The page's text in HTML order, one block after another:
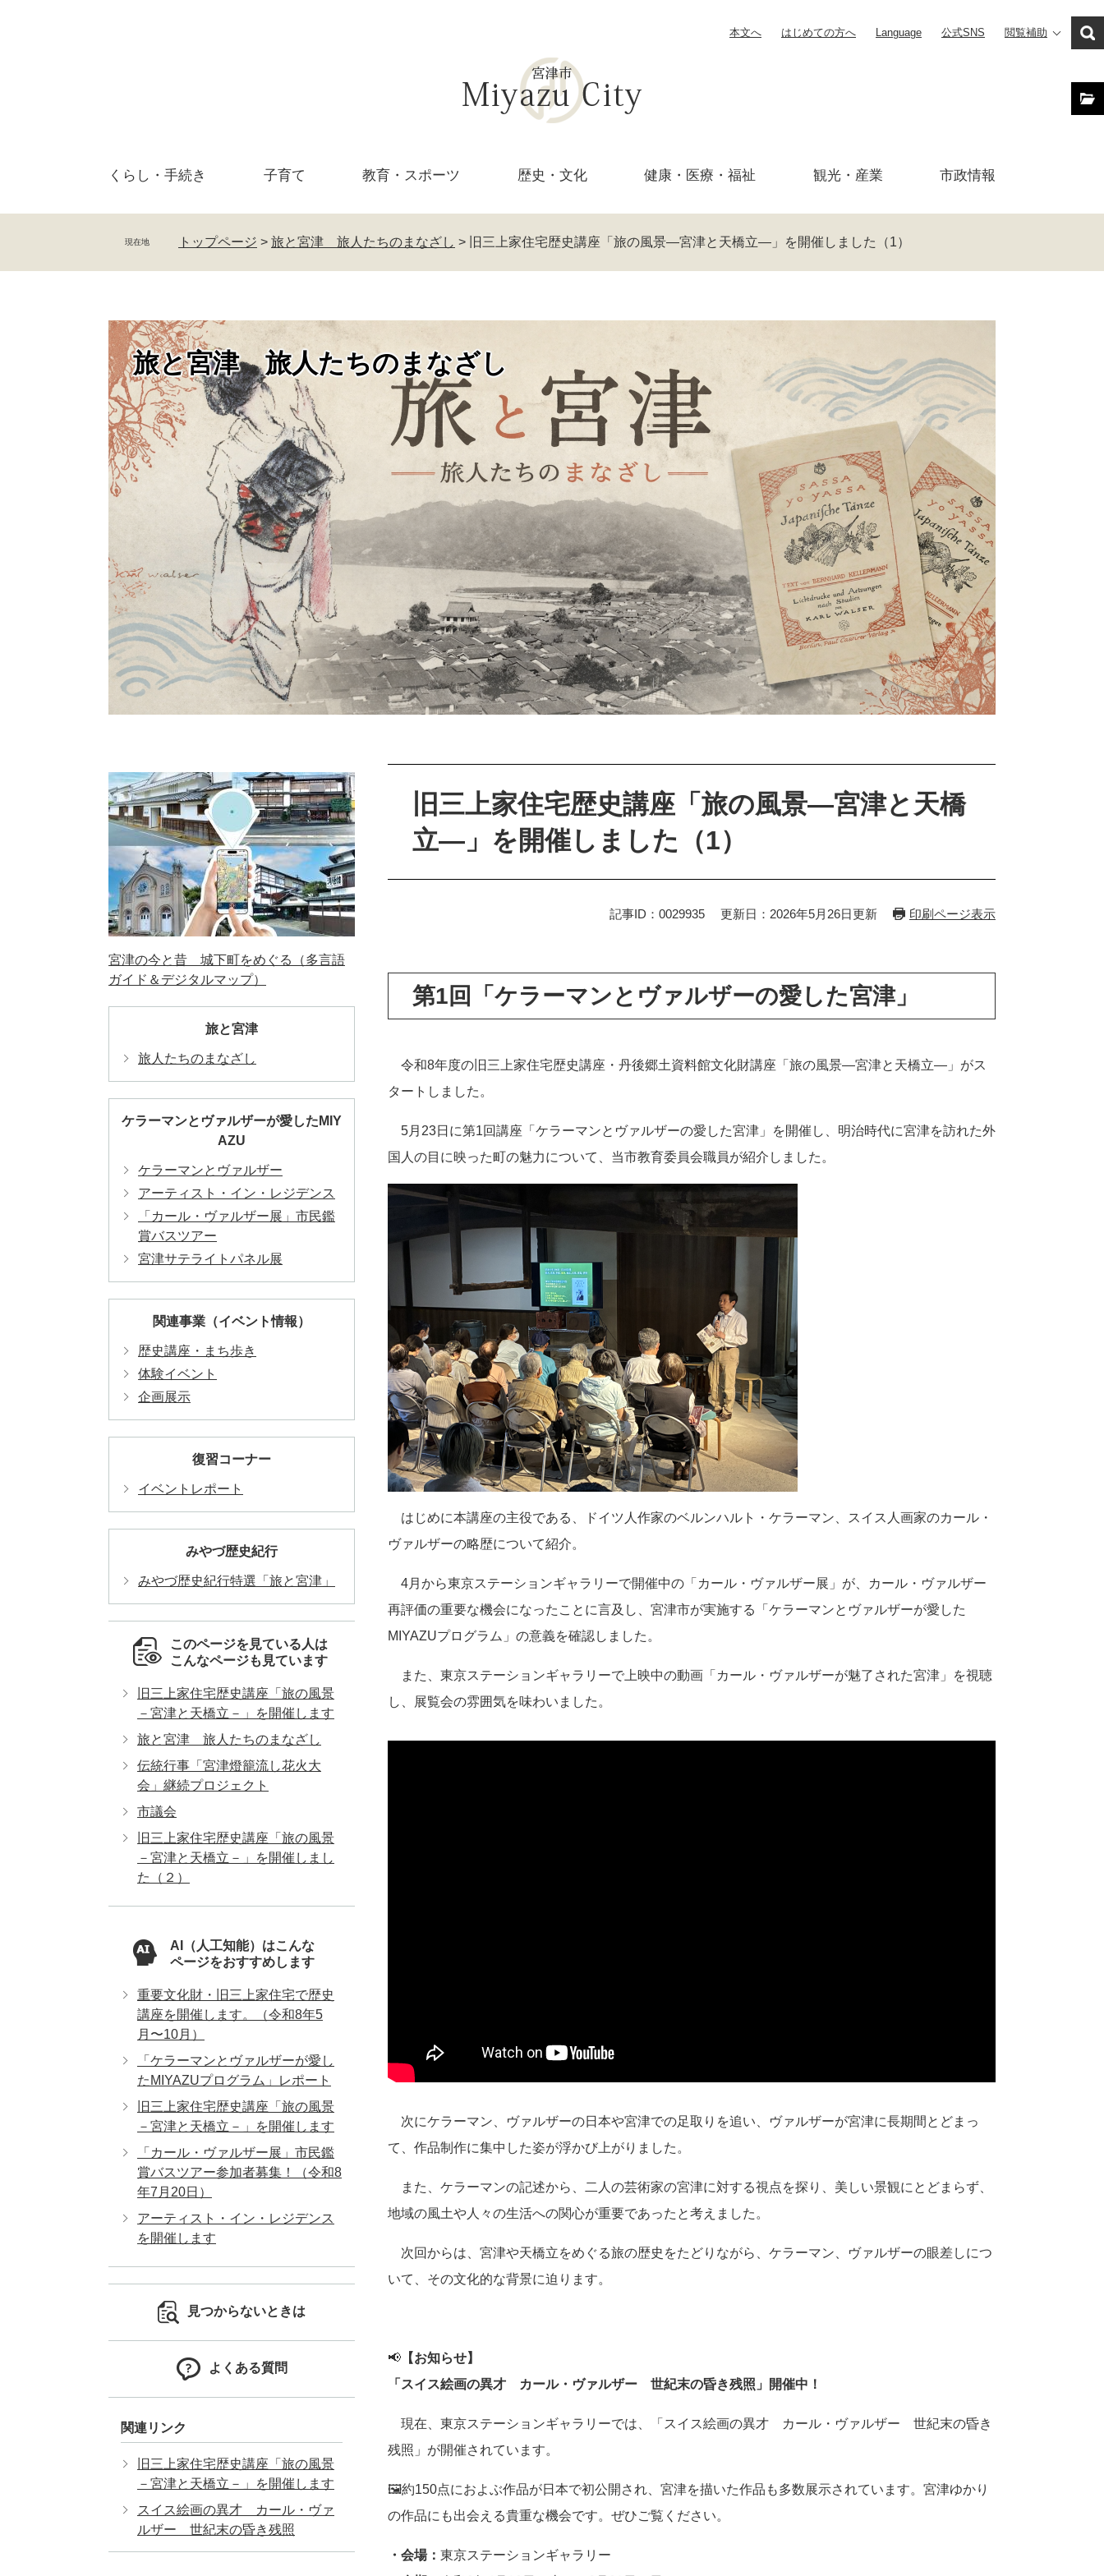
本文へ はじめての方へ Language 公式SNS 閲覧補助
くらし・ 手続き 子育て 教育・ スポーツ 歴史・文化 健康・医療・ 福祉 観光・産業 市政情報
現在地 トップページ > 旅と宮津 旅人たちのまなざし > 旧三上家住宅歴史講座「旅の風景―宮津と天橋立―」を開催しました（1）
旅と宮津 旅人たちのまなざし
旧三上家住宅歴史講座「旅の風景―宮津と天橋
立―」を開催しました（1）
記事ID：0029935 更新日：2026年5月26日更新 印刷ページ表示
第1回「ケラーマンとヴァルザーの愛した宮津」
令和8年度の旧三上家住宅歴史講座・丹後郷土資料館文化財講座「旅の風景―宮津と天橋立―」がス
タートしました。
5月23日に第1回講座「ケラーマンとヴァルザーの愛した宮津」を開催し、明治時代に宮津を訪れた外
国人の目に映った町の魅力について、当市教育委員会職員が紹介しました。
はじめに本講座の主役である、ドイツ人作家のベルンハルト・ケラーマン、スイス人画家のカール・
ヴァルザーの略歴について紹介。
4月から東京ステーションギャラリーで開催中の「カール・ヴァルザー展」が、カール・ヴァルザー
再評価の重要な機会になったことに言及し、宮津市が実施する「ケラーマンとヴァルザーが愛した
MIYAZUプログラム」の意義を確認しました。
また、東京ステーションギャラリーで上映中の動画「カール・ヴァルザーが魅了された宮津」を視聴
し、展覧会の雰囲気を味わいました。
次にケラーマン、ヴァルザーの日本や宮津での足取りを追い、ヴァルザーが宮津に長期間とどまっ
て、作品制作に集中した姿が浮かび上がりました。
また、ケラーマンの記述から、二人の芸術家の宮津に対する視点を探り、美しい景観にとどまらず、
地域の風土や人々の生活への関心が重要であったと考えました。
次回からは、宮津や天橋立をめぐる旅の歴史をたどりながら、ケラーマン、ヴァルザーの眼差しにつ
いて、その文化的な背景に迫ります。
📢 【お知らせ】
「スイス絵画の異才 カール・ヴァルザー 世紀末の昏き残照」開催中！
現在、東京ステーションギャラリーでは、「スイス絵画の異才 カール・ヴァルザー 世紀末の昏き
残照」が開催されています。
🖼️約150点におよぶ作品が日本で初公開され、宮津を描いた作品も多数展示されています。宮津ゆかり
の作品にも出会える貴重な機会です。ぜひご覧ください。
・会場： 東京ステーションギャラリー
宮津の今と昔 城下町をめぐる（多言語
ガイド＆デジタルマップ）
旅と宮津
旅人たちのまなざし
ケラーマンとヴァルザーが愛したMIY
AZU
ケラーマンとヴァルザー
アーティスト・イン・レジデンス
「カール・ヴァルザー展」市民鑑
賞バスツアー
宮津サテライトパネル展
関連事業（イベント情報）
歴史講座・まち歩き
体験イベント
企画展示
復習コーナー
イベントレポート
みやづ歴史紀行
みやづ歴史紀行特選「旅と宮津」
このページを見ている人は
こんなページも見ています
旧三上家住宅歴史講座「旅の風景
－宮津と天橋立－」を開催します
旅と宮津 旅人たちのまなざし
伝統行事「宮津燈籠流し花火大
会」継続プロジェクト
市議会
旧三上家住宅歴史講座「旅の風景
－宮津と天橋立－」を開催しまし
た（２）
AI（人工知能）はこんな
ページをおすすめします
重要文化財・旧三上家住宅で歴史
講座を開催します。（令和8年5
月〜10月）
「ケラーマンとヴァルザーが愛し
たMIYAZUプログラム」レポート
旧三上家住宅歴史講座「旅の風景
－宮津と天橋立－」を開催します
「カール・ヴァルザー展」市民鑑
賞バスツアー参加者募集！（令和8
年7月20日）
アーティスト・イン・レジデンス
を開催します
見つからないときは
よくある質問
関連リンク
旧三上家住宅歴史講座「旅の風景
－宮津と天橋立－」を開催します
スイス絵画の異才 カール・ヴァ
ルザー 世紀末の昏き残照